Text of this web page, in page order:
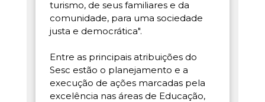
turismo, de seus familiares e da
comunidade, para uma sociedade
justa e democrática".
Entre as principais atribuições do
Sesc estão o planejamento e a
execução de ações marcadas pela
excelência nas áreas de Educação,